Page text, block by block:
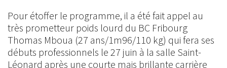
Pour étoffer le programme, il a été fait appel au
très prometteur poids lourd du BC Fribourg
Thomas Mboua (27 ans/1m96/110 kg) qui fera ses
débuts professionnels le 27 juin à la salle Saint-
Léonard après une courte mais brillante carrière